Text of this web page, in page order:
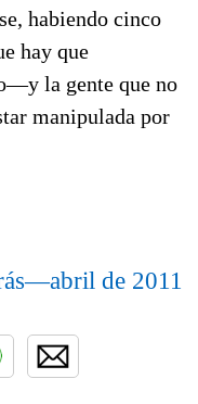
habiendo cinco
hay que
la gente que no
manipulada por
de 2011